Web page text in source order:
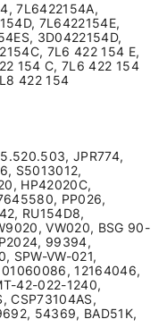
7L6422154A,
7L6422154E,
3D0422154D,
7L6 422 154 E,
154 C, 7L6 422 154
422 154
JPR774,
S5013012,
HP42020C,
PP026,
RU154D8,
VW020, BSG 90-
99394,
SPW-VW-021,
12164046,
42-022-1240,
CSP73104AS,
54369, BAD51K,